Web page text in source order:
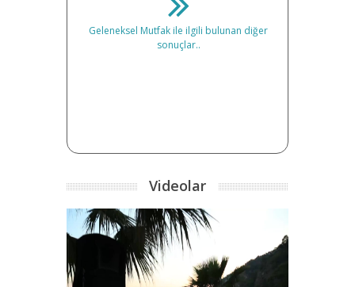
Geleneksel Mutfak ile ilgili bulunan diğer
sonuçlar..
Videolar